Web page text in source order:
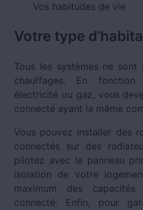
Vos habitudes de vie
Votre type
Tous les systèmes ne
chauffages. En fonction
électricité ou gaz, vous
connecté ayant la même
Vous pouvez installer des
connectés sur des
pilotez avec le panneau
isolation de votre
maximum des
connecté. Enfin, pour